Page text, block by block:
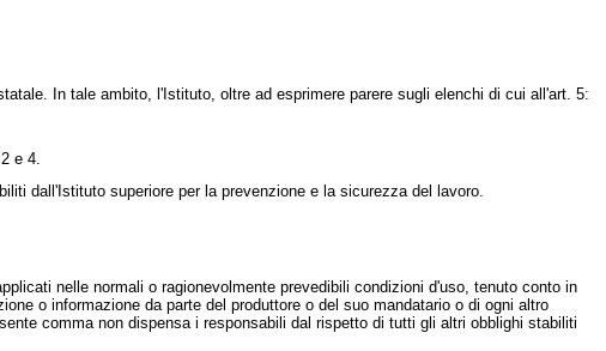
In tale ambito, l'Istituto, oltre ad esprimere parere sugli elenchi di cui all'art. 5:
e 4.
dall'Istituto superiore per la prevenzione e la sicurezza del lavoro.
nelle normali o ragionevolmente prevedibili condizioni d'uso, tenuto conto in
o informazione da parte del produttore o del suo mandatario o di ogni altro
comma non dispensa i responsabili dal rispetto di tutti gli altri obblighi stabiliti